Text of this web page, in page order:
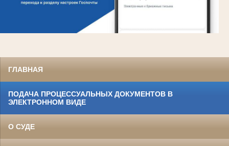
ГЛАВНАЯ
ПОДАЧА ПРОЦЕССУАЛЬНЫХ ДОКУМЕНТОВ В
ЭЛЕКТРОННОМ ВИДЕ
О СУДЕ